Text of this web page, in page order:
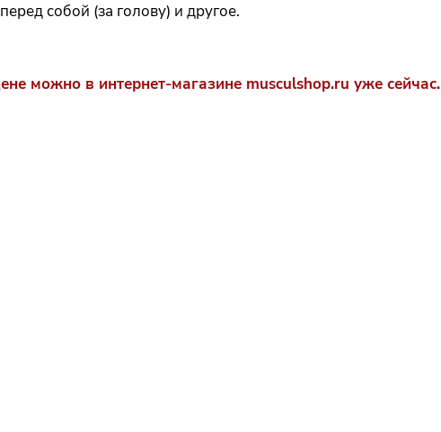
собой (за голову) и другое.
можно в интернет-магазине musculshop.ru уже сейчас.